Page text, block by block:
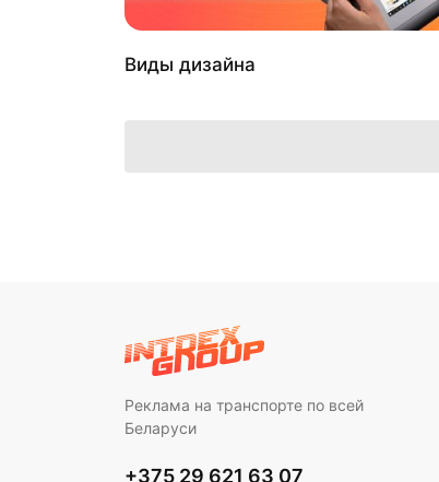
Виды дизайна
Реклама на транспорте по всей
Беларуси
+375 29 621 63 07